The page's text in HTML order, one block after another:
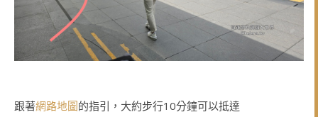
跟著網路地圖的指引，大約步行10分鐘可以抵達